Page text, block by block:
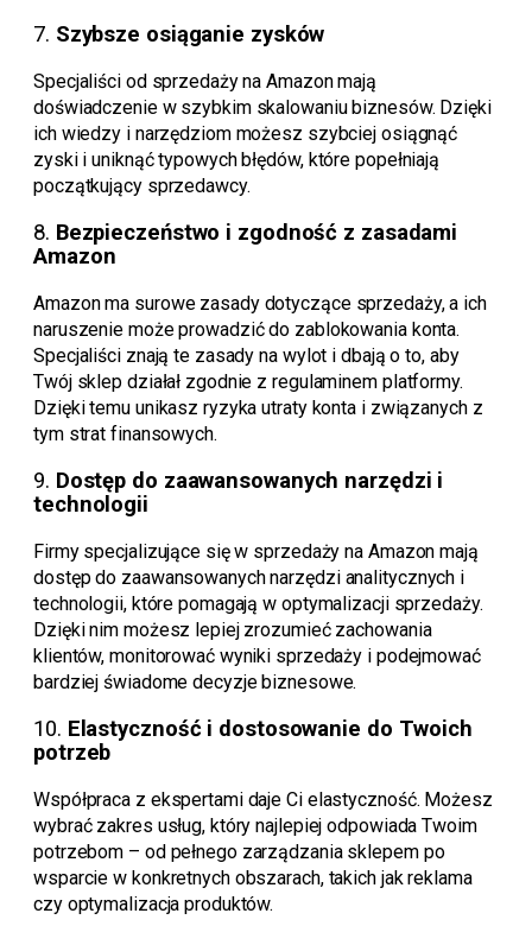
7. Szybsze osiąganie zysków
Specjaliści od sprzedaży na Amazon mają
doświadczenie w szybkim skalowaniu biznesów. Dzięki
ich wiedzy i narzędziom możesz szybciej osiągnąć
zyski i uniknąć typowych błędów, które popełniają
początkujący sprzedawcy.
8. Bezpieczeństwo i zgodność z zasadami
Amazon
Amazon ma surowe zasady dotyczące sprzedaży, a ich
naruszenie może prowadzić do zablokowania konta.
Specjaliści znają te zasady na wylot i dbają o to, aby
Twój sklep działał zgodnie z regulaminem platformy.
Dzięki temu unikasz ryzyka utraty konta i związanych z
tym strat finansowych.
9. Dostęp do zaawansowanych narzędzi i
technologii
Firmy specjalizujące się w sprzedaży na Amazon mają
dostęp do zaawansowanych narzędzi analitycznych i
technologii, które pomagają w optymalizacji sprzedaży.
Dzięki nim możesz lepiej zrozumieć zachowania
klientów, monitorować wyniki sprzedaży i podejmować
bardziej świadome decyzje biznesowe.
10. Elastyczność i dostosowanie do Twoich
potrzeb
Współpraca z ekspertami daje Ci elastyczność. Możesz
wybrać zakres usług, który najlepiej odpowiada Twoim
potrzebom – od pełnego zarządzania sklepem po
wsparcie w konkretnych obszarach, takich jak reklama
czy optymalizacja produktów.